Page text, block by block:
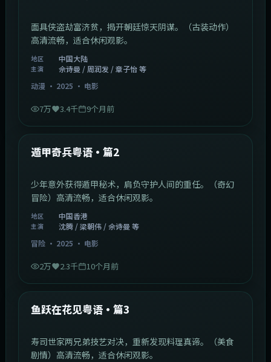
面具侠盗劫富济贫，揭开朝廷惊天阴谋。（古装动作）
高清流畅，适合休闲观影。
地区 中国大陆
主演
佘诗曼 / 周润发 / 章子怡 等
动漫 · 2025 · 电影
7万 3.4千 9个月前
最新
遁甲奇兵粤语·篇2
少年意外获得遁甲秘术，肩负守护人间的重任。（奇幻
冒险）高清流畅，适合休闲观影。
地区 中国香港
主演
沈腾 / 梁朝伟 / 佘诗曼 等
冒险· 2025 · 电影
2万 2.3千 10个月前
最新
鱼跃在花见粤语·篇3
寿司世家两兄弟技艺对决，重新发现料理真谛。（美食
剧情）高清流畅，适合休闲观影。